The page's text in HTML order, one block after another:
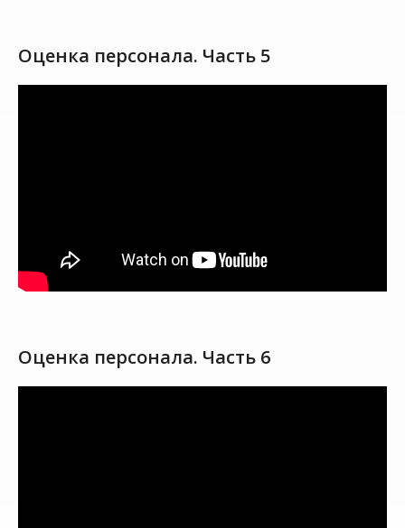
Оценка персонала. Часть 5
Оценка персонала. Часть 6